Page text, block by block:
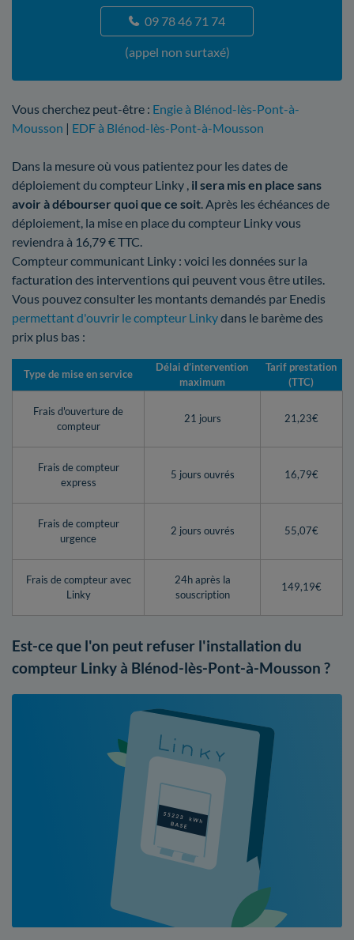
09 78 46 71 74
(appel non surtaxé)
Vous cherchez peut-être : Engie à Blénod-lès-Pont-à-
Mousson | EDF à Blénod-lès-Pont-à-Mousson
Dans la mesure où vous patientez pour les dates de
déploiement du compteur Linky , il sera mis en place sans
avoir à débourser quoi que ce soit. Après les échéances de
déploiement, la mise en place du compteur Linky vous
reviendra à 16,79 € TTC.
Compteur communicant Linky : voici les données sur la
facturation des interventions qui peuvent vous être utiles.
Vous pouvez consulter les montants demandés par Enedis
permettant d'ouvrir le compteur Linkydans le barème des
prix plus bas :
Type de mise en service
Délai d’intervention
maximum
Tarif prestation
(TTC)
Frais d'ouverture de
compteur
21 jours 21,23€
Frais de compteur
express
5 jours ouvrés 16,79€
Frais de compteur
urgence
2 jours ouvrés 55,07€
Frais de compteur avec
Linky
24h après la
souscription
149,19€
Est-ce que l'on peut refuser l'installation du
compteur Linky à Blénod-lès-Pont-à-Mousson ?